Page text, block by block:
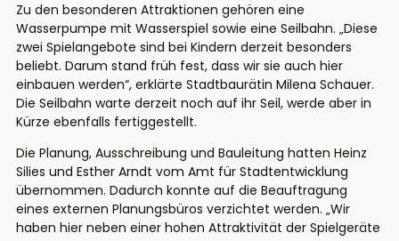
Zu den besonderen Attraktionen gehören eine
Wasserpumpe mit Wasserspiel sowie eine Seilbahn. „Diese
zwei Spielangebote sind bei Kindern derzeit besonders
beliebt. Darum stand früh fest, dass wir sie auch hier
einbauen werden“, erklärte Stadtbaurätin Milena Schauer.
Die Seilbahn warte derzeit noch auf ihr Seil, werde aber in
Kürze ebenfalls fertiggestellt.
Die Planung, Ausschreibung und Bauleitung hatten Heinz
Silies und Esther Arndt vom Amt für Stadtentwicklung
übernommen. Dadurch konnte auf die Beauftragung
eines externen Planungsbüros verzichtet werden. „Wir
haben hier neben einer hohen Attraktivität der Spielgeräte